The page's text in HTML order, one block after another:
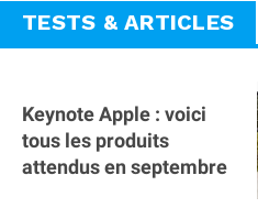
TESTS & ARTICLES
Keynote Apple : voici
tous les produits
attendus en septembre